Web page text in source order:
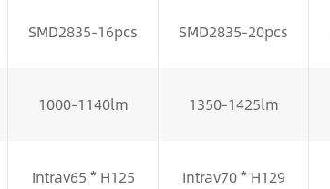
SMD2835-16pcs SMD2835-20pcs
1000-1140lm 1350-1425lm
Intrav65 * H125 Intrav70 * H129